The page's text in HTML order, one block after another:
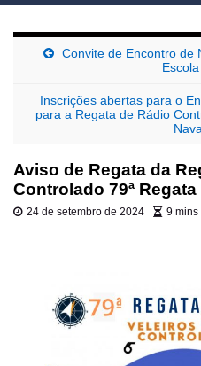
Convite de Encontro de
Inscrições abertas para o
para a Regata de Rádio
Aviso de Regata da
Controlado 79ª Regata
24 de setembro de 2024 9 mins